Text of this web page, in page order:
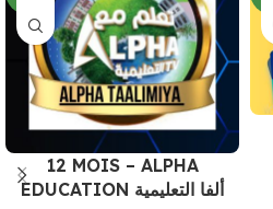
12 MOIS – ALPHA
EDUCATION ألفا التعليمية